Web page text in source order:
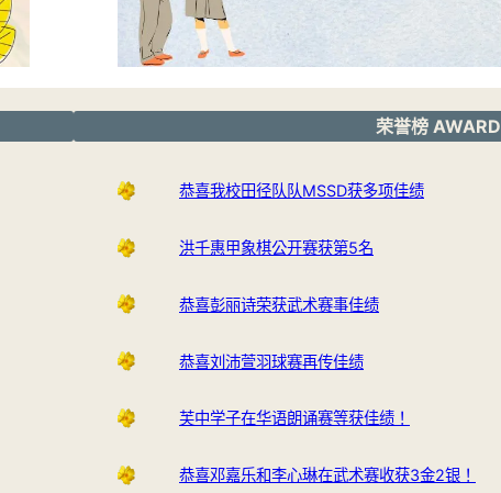
荣誉榜 AWARD
恭喜我校田径队队MSSD获多项佳绩
洪千惠甲象棋公开赛获第5名
恭喜彭丽诗荣获武术赛事佳绩
恭喜刘沛萱羽球赛再传佳绩
芙中学子在华语朗诵赛等获佳绩！
恭喜邓嘉乐和李心琳在武术赛收获3金2银！